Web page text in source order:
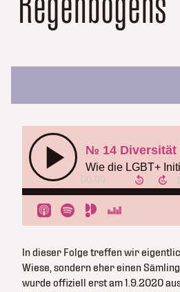
In dieser Folge treffen wir
Wiese, sondern eher einen
wurde offiziell erst am 1.9.2020